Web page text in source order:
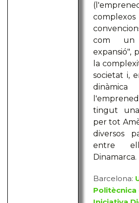
com un
expansió",
la
societat i,
tingut
per tot
diversos
entre
Dinamarca.
Barcelona:
Politècnica